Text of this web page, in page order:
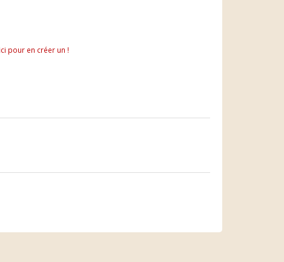
pour en créer un !